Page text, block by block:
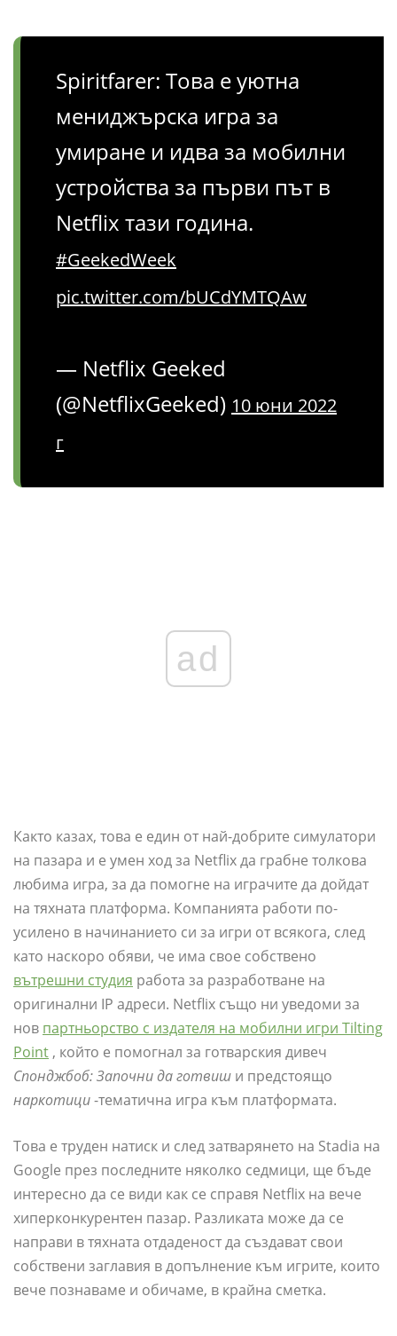
Spiritfarer: Това е уютна
мениджърска игра за
умиране и идва за мобилни
устройства за първи път в
Netflix тази година.
#GeekedWeek
pic.twitter.com/bUCdYMTQAw
— Netflix Geeked
(@NetflixGeeked) 10 юни 2022
г
ad
Както казах, това е един от най-добрите симулатори
на пазара и е умен ход за Netflix да грабне толкова
любима игра, за да помогне на играчите да дойдат
на тяхната платформа. Компанията работи по-
усилено в начинанието си за игри от всякога, след
като наскоро обяви, че има свое собствено
вътрешни студия работа за разработване на
оригинални IP адреси. Netflix също ни уведоми за
нов партньорство с издателя на мобилни игри Tilting
Point , който е помогнал за готварския дивеч
Спонджбоб: Започни да готвиш и предстоящо
наркотици-тематична игра към платформата.
Това е труден натиск и след затварянето на Stadia на
Google през последните няколко седмици, ще бъде
интересно да се види как се справя Netflix на вече
хиперконкурентен пазар. Разликата може да се
направи в тяхната отдаденост да създават свои
собствени заглавия в допълнение към игрите, които
вече познаваме и обичаме, в крайна сметка.